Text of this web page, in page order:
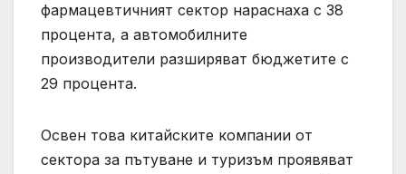
фармацевтичният сектор нараснаха с 38
процента, а автомобилните
производители разширяват бюджетите с
29 процента.
Освен това китайските компании от
сектора за пътуване и туризъм проявяват